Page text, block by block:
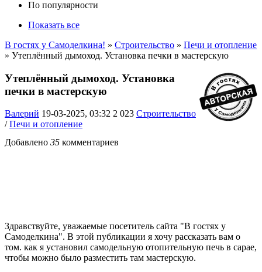
По популярности
Показать все
В гостях у Самоделкина! » Строительство » Печи и отопление
» Утеплённый дымоход. Установка печки в мастерскую
Утеплённый дымоход. Установка
печки в мастерскую
Валерий 19-03-2025, 03:32 2 023 Строительство
/Печи и отопление
Добавлено 35 комментариев
Здравствуйте, уважаемые посетитель сайта "В гостях у
Самоделкина". В этой публикации я хочу рассказать вам о
том. как я установил самодельную отопительную печь в сарае,
чтобы можно было разместить там мастерскую.